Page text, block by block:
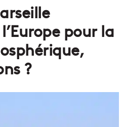
pour la
?